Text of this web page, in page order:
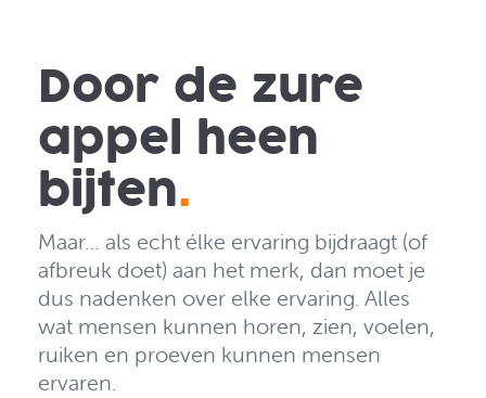
Door de zure
appel heen
bijten.
Maar… als echt élke ervaring bijdraagt (of
afbreuk doet) aan het merk, dan moet je
dus nadenken over elke ervaring. Alles
wat mensen kunnen horen, zien, voelen,
ruiken en proeven kunnen mensen
ervaren.